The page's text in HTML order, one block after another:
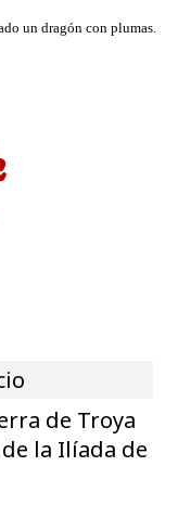
de Troya
la Ilíada de